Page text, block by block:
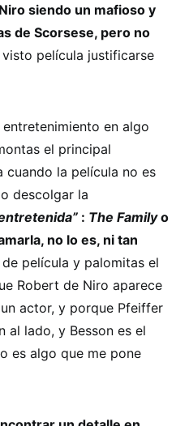
siendo un mafioso y
de Scorsese, pero no
visto película justificarse
en algo
el principal
cuando la película no es
descolgar la
: The Familyo
no lo es, ni tan
película y palomitas el
Robert de Niro aparece
actor, y porque Pfeiffer
al lado, y Besson es el
es algo que me pone